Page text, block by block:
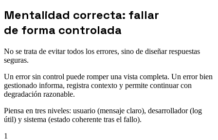
Mentalidad correcta: fallar
de forma controlada
No se trata de evitar todos los errores, sino de diseñar respuestas
seguras.
Un error sin control puede romper una vista completa. Un error bien
gestionado informa, registra contexto y permite continuar con
degradación razonable.
Piensa en tres niveles: usuario (mensaje claro), desarrollador (log
útil) y sistema (estado coherente tras el fallo).
1